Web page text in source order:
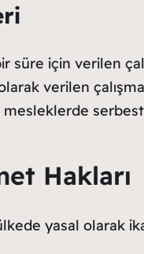
süre için verilen
verilen
serbest
Hakları
yasal olarak